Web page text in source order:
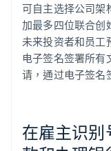
可自主选择公司架
加最多四位联合创
未来投资者和员工
电子签名签署所有
请，通过电子签名
在雇主识别